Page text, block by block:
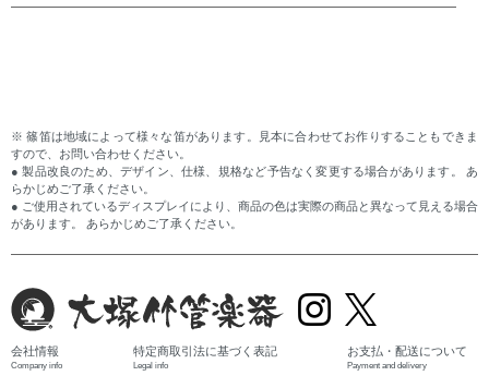
※ 篠笛は地域によって様々な笛があります。見本に合わせてお作りすることもできま
すので、お問い合わせください。
● 製品改良のため、デザイン、仕様、規格など予告なく変更する場合があります。 あ
らかじめご了承ください。
● ご使用されているディスプレイにより、商品の色は実際の商品と異なって見える場合
があります。 あらかじめご了承ください。
会社情報
Company info
特定商取引法に基づく表記
Legal info
お支払・配送について
Payment and delivery